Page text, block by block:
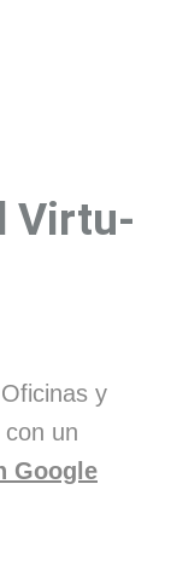
Virtu-
y
un
Google